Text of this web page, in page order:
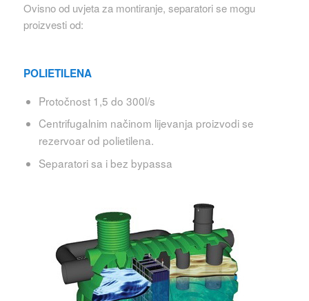
Ovisno od uvjeta za montiranje, separatori se mogu
proizvesti od:
POLIETILENA
Protočnost 1,5 do 300l/s
Centrifugalnim načinom lijevanja proizvodi se
rezervoar od polietilena.
Separatori sa i bez bypassa